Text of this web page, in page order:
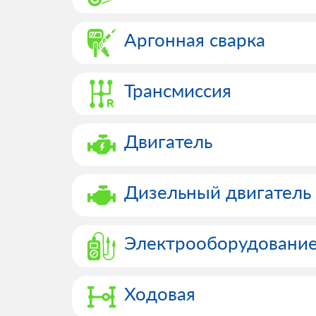
Аргонная сварка
Трансмиссия
Двигатель
Дизельный двигатель
Ходовая